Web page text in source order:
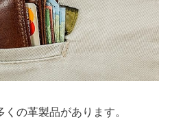
の革製品があります。